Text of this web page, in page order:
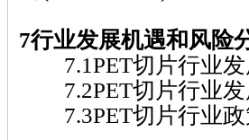
7行业发展机遇和风险
7.1PET切片行业发
7.2PET切片行业发
7.3PET切片行业政